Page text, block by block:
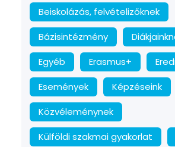
Beiskolázás, felvételizőknek
Bázisintézmény
Egyéb
Erasmus+
Események
Képzéseink
Közvéleménynek
Külföldi szakmai gyakorlat